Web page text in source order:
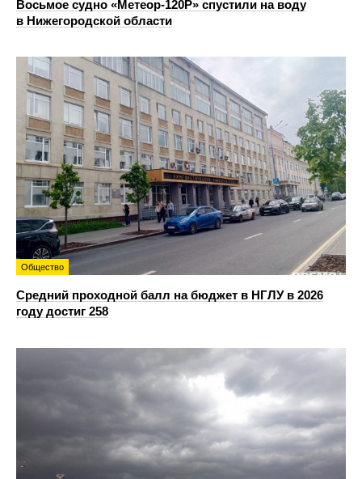
Восьмое судно «Метеор-120Р» спустили на воду
в Нижегородской области
Общество
Средний проходной балл на бюджет в НГЛУ в 2026
году достиг 258